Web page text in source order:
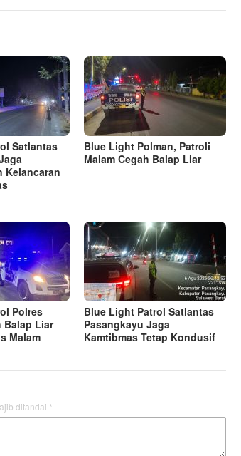
Satlantas
Kelancaran
Blue Light Polman, Patroli
Malam Cegah Balap Liar
Polres
Balap Liar
Malam
Blue Light Patrol Satlantas
Pasangkayu Jaga
Kamtibmas Tetap Kondusif
ditandai *